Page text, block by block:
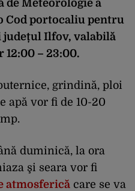
Meteorologie a
Cod portocaliu pentru
Ilfov, valabilă
– 23:00.
grindină, ploi
apă vor fi de 10-20
duminică, la ora
şi seara vor fi
atmosferică care se va